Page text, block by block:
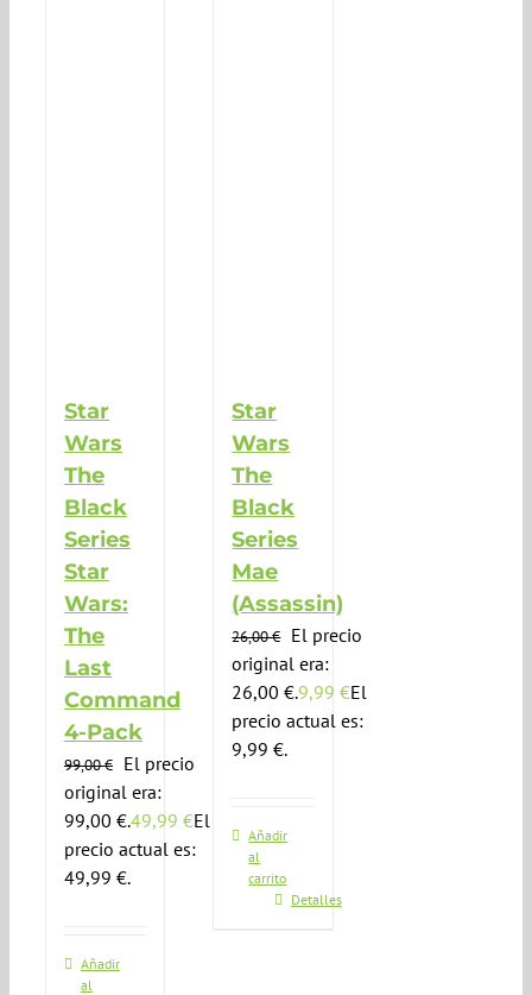
Star
Wars
The
Black
Series
Star
Wars:
The
Last
Command
4-Pack
99,00€ El precio
original era:
99,00 €.49,99 €El
precio actual es:
49,99 €.
Añadir
al
Star
Wars
The
Black
Series
Mae
(Assassin)
26,00€ El precio
original era:
26,00 €.9,99€El
precio actual es:
9,99 €.
Añadir
al
carrito
Detalles